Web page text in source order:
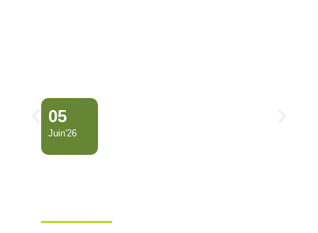
05
Juin'26